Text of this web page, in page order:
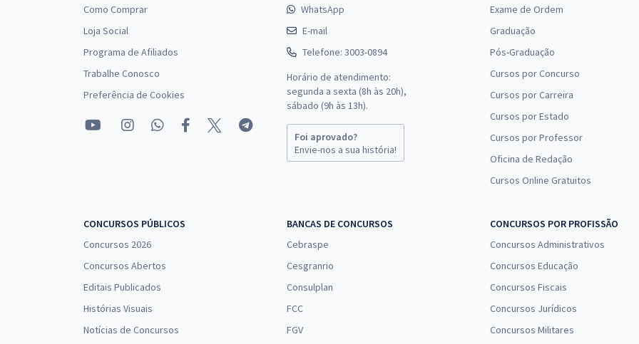
Como Comprar
Loja Social
Programa de Afiliados
Trabalhe Conosco
Preferência de Cookies
WhatsApp
E-mail
Telefone: 3003-0894
Horário de atendimento:
segunda a sexta (8h às 20h),
sábado (9h às 13h).
Foi aprovado?
Envie-nos a sua história!
Exame de Ordem
Graduação
Pós-Graduação
Cursos por Concurso
Cursos por Carreira
Cursos por Estado
Cursos por Professor
Oficina de Redação
Cursos Online Gratuitos
CONCURSOS PÚBLICOS
Concursos 2026
Concursos Abertos
Editais Publicados
Histórias Visuais
Notícias de Concursos
BANCAS DE CONCURSOS
Cebraspe
Cesgranrio
Consulplan
FCC
FGV
CONCURSOS POR PROFISSÃO
Concursos Administrativos
Concursos Educação
Concursos Fiscais
Concursos Jurídicos
Concursos Militares